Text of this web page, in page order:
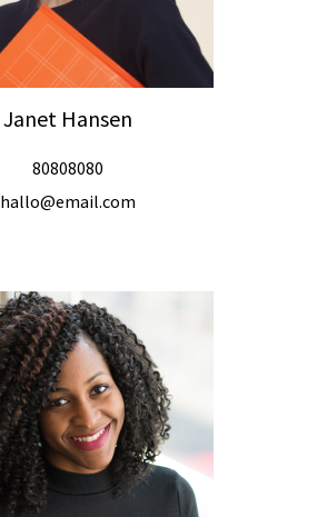
Janet Hansen
80808080
hallo@email.com